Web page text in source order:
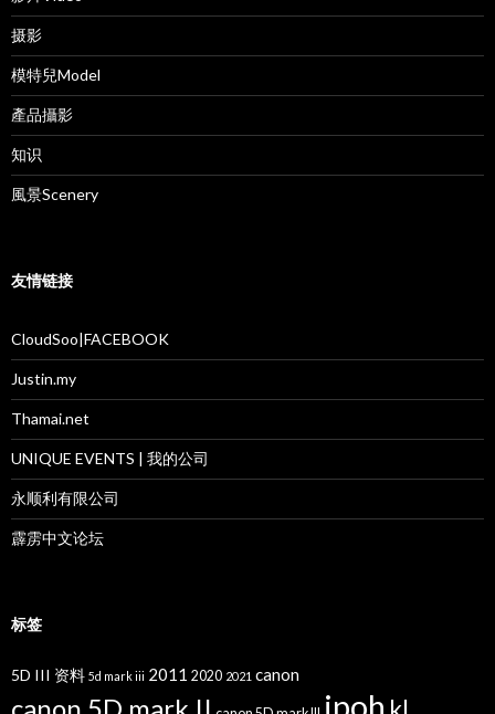
摄影
模特兒Model
產品攝影
知识
風景Scenery
友情链接
CloudSoo|FACEBOOK
Justin.my
Thamai.net
UNIQUE EVENTS | 我的公司
永顺利有限公司
霹雳中文论坛
标签
5D III 资料 5d mark iii 2011 2020 2021 canon
ipoh